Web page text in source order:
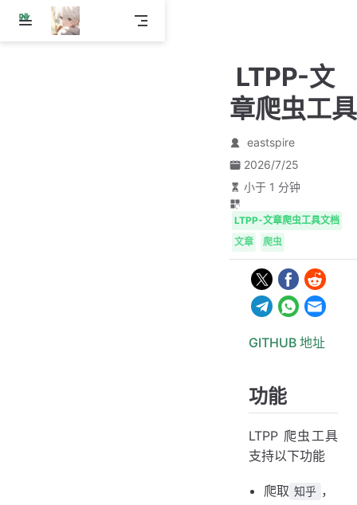
跳
LTPP-文
章爬虫工具
eastspire
2026/7/25
小于 1 分钟
LTPP-文章爬虫工具文档
文章
爬虫
GITHUB 地址
功能
LTPP 爬虫工具
支持以下功能
爬取 知乎 ，